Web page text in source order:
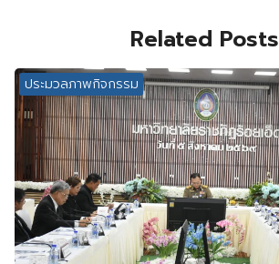
Related Posts
ประมวลภาพกิจกรรม